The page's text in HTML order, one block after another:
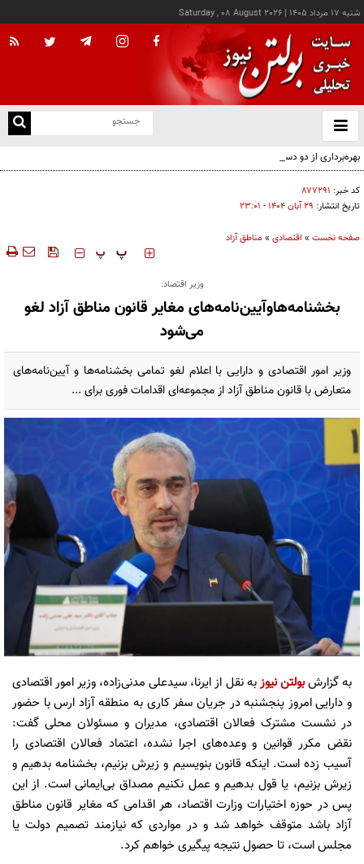
شنبه ۱۷ مرداد ۱۴۰۵ |
Saturday , 08 August 2026
باز
و
بهره‌برداری از دو دستگاه جدید پرس صابون در پاكسان
کد خبر: ۸۷۷۲۹۱
تاریخ انتشار: ۲۹ آبان ۱۴۰۴ - ۲۳:۰۱
صفحه نخست » اقتصادی » مناطق آزاد
‍‍‍ پ پ
وزیر اقتصاد:
بخشنامه‌هاوآیین‌نامه‌های مغایر قانون مناطق آزاد لغو
می‌شود
وزیر امور اقتصادی و دارایی با اعلام لغو تمامی بخشنامه‌ها و آیین‌نامه‌های
متعارض با قانون مناطق آزاد از مجموعه‌ای اقدامات فوری برای ...
به گزارشبولتن نیوزبه نقل از ایرنا، سیدعلی مدنی‌زاده، وزیر امور اقتصادی
و دارایی امروز پنجشنبه در جریان سفر کاری به منطقه آزاد ارس با حضور
در نشست مشترک فعالان اقتصادی، مدیران و مسئولان محلی گفت:
نقض مکرر قوانین و وعده‌های اجرا نشده، اعتماد فعالان اقتصادی را
آسیب زده است. اینکه قانون بنویسیم و زیرش بزنیم، بخشنامه بدهیم و
زیرش بزنیم، یا قول بدهیم و عمل نکنیم مصداق بی‌ایمانی است. از این
پس در حوزه اختیارات وزارت اقتصاد، هر اقدامی که مغایر قانون مناطق
آزاد باشد متوقف خواهد شد و در مواردی که نیازمند تصمیم دولت یا
مجلس است، تا حصول نتیجه پیگیری خواهم کرد.